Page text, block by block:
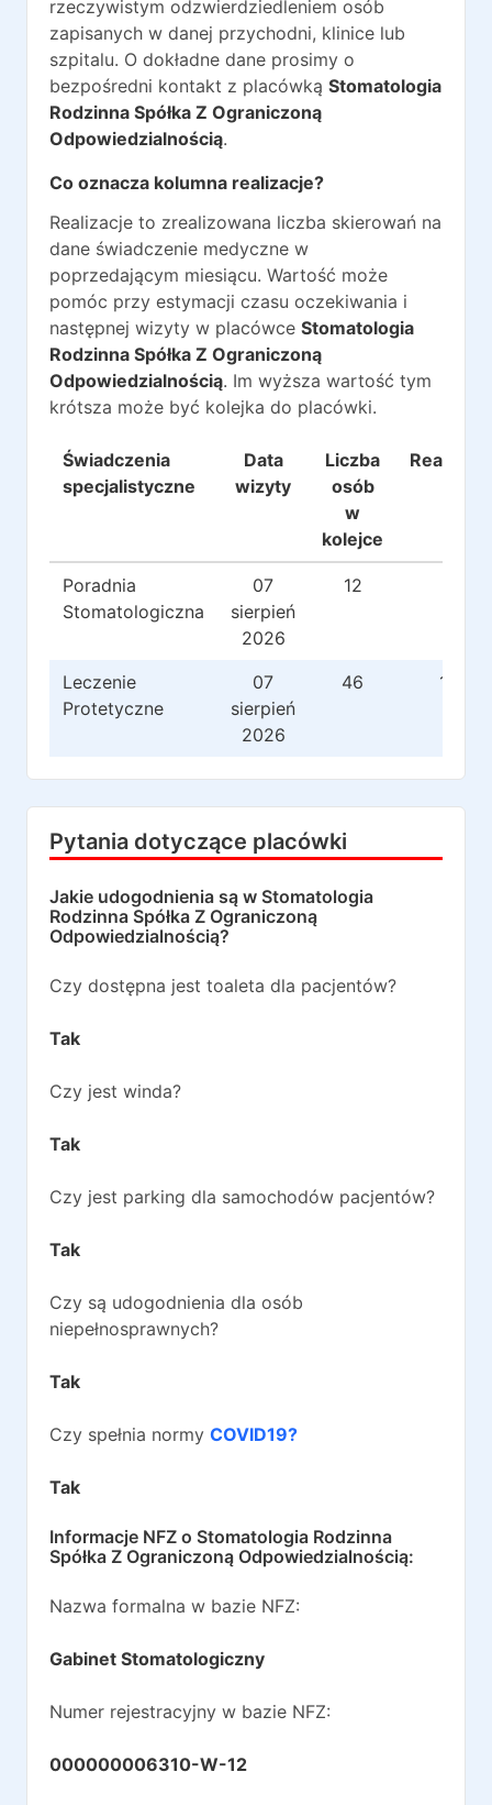
rzeczywistym odzwierdziedleniem osób
zapisanych w danej przychodni, klinice lub
szpitalu. O dokładne dane prosimy o
bezpośredni kontakt z placówką Stomatologia
Rodzinna Spółka Z Ograniczoną
Odpowiedzialnością.
Co oznacza kolumna realizacje?
Realizacje to zrealizowana liczba skierowań na
dane świadczenie medyczne w
poprzedającym miesiącu. Wartość może
pomóc przy estymacji czasu oczekiwania i
następnej wizyty w placówce Stomatologia
Rodzinna Spółka Z Ograniczoną
Odpowiedzialnością. Im wyższa wartość tym
krótsza może być kolejka do placówki.
Świadczenia
specjalistyczne
Data
wizyty
Liczba
osób
w
kolejce
Poradnia
Stomatologiczna
07
sierpień
2026
12
Leczenie
Protetyczne
07
sierpień
2026
46 107
Pytania dotyczące placówki
Jakie udogodnienia są w Stomatologia
Rodzinna Spółka Z Ograniczoną
Odpowiedzialnością?
Czy dostępna jest toaleta dla pacjentów?
Tak
Czy jest winda?
Tak
Czy jest parking dla samochodów pacjentów?
Tak
Czy są udogodnienia dla osób
niepełnosprawnych?
Tak
Czy spełnia normy COVID19?
Tak
Informacje NFZ o Stomatologia Rodzinna
Spółka Z Ograniczoną Odpowiedzialnością:
Nazwa formalna w bazie NFZ:
Gabinet Stomatologiczny
Numer rejestracyjny w bazie NFZ:
000000006310-W-12